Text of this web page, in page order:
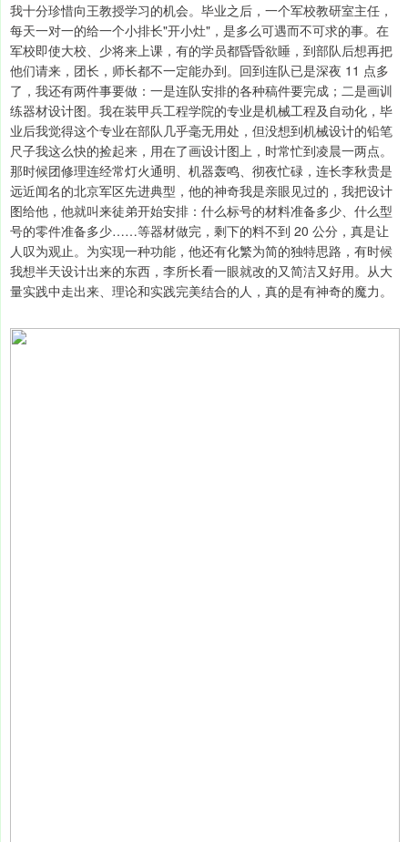
我十分珍惜向王教授学习的机会。毕业之后，一个军校教研室主任，
每天一对一的给一个小排长"开小灶"，是多么可遇而不可求的事。在
军校即使大校、少将来上课，有的学员都昏昏欲睡，到部队后想再把
他们请来，团长，师长都不一定能办到。回到连队已是深夜 11 点多
了，我还有两件事要做：一是连队安排的各种稿件要完成；二是画训
练器材设计图。我在装甲兵工程学院的专业是机械工程及自动化，毕
业后我觉得这个专业在部队几乎毫无用处，但没想到机械设计的铅笔
尺子我这么快的捡起来，用在了画设计图上，时常忙到凌晨一两点。
那时候团修理连经常灯火通明、机器轰鸣、彻夜忙碌，连长李秋贵是
远近闻名的北京军区先进典型，他的神奇我是亲眼见过的，我把设计
图给他，他就叫来徒弟开始安排：什么标号的材料准备多少、什么型
号的零件准备多少……等器材做完，剩下的料不到 20 公分，真是让
人叹为观止。为实现一种功能，他还有化繁为简的独特思路，有时候
我想半天设计出来的东西，李所长看一眼就改的又简洁又好用。从大
量实践中走出来、理论和实践完美结合的人，真的是有神奇的魔力。